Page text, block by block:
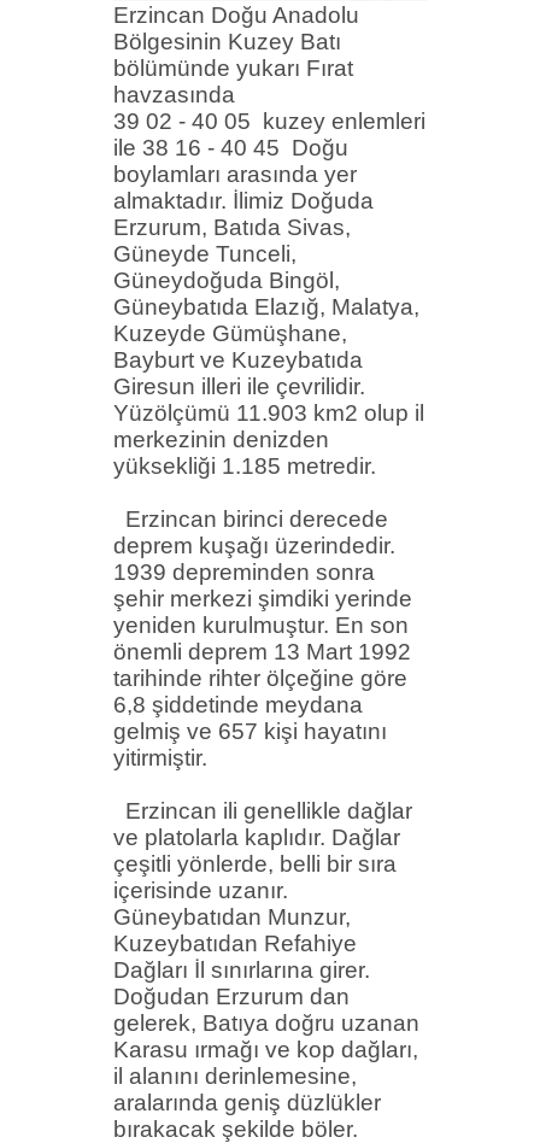
Erzincan Doğu Anadolu
Bölgesinin Kuzey Batı
bölümünde yukarı Fırat
havzasında
39 02 - 40 05 kuzey enlemleri
ile 38 16 - 40 45 Doğu
boylamları arasında yer
almaktadır. İlimiz Doğuda
Erzurum, Batıda Sivas,
Güneyde Tunceli,
Güneydoğuda Bingöl,
Güneybatıda Elazığ, Malatya,
Kuzeyde Gümüşhane,
Bayburt ve Kuzeybatıda
Giresun illeri ile çevrilidir.
Yüzölçümü 11.903 km2 olup il
merkezinin denizden
yüksekliği 1.185 metredir.
Erzincan birinci derecede
deprem kuşağı üzerindedir.
1939 depreminden sonra
şehir merkezi şimdiki yerinde
yeniden kurulmuştur. En son
önemli deprem 13 Mart 1992
tarihinde rihter ölçeğine göre
6,8 şiddetinde meydana
gelmiş ve 657 kişi hayatını
yitirmiştir.
Erzincan ili genellikle dağlar
ve platolarla kaplıdır. Dağlar
çeşitli yönlerde, belli bir sıra
içerisinde uzanır.
Güneybatıdan Munzur,
Kuzeybatıdan Refahiye
Dağları İl sınırlarına girer.
Doğudan Erzurum dan
gelerek, Batıya doğru uzanan
Karasu ırmağı ve kop dağları,
il alanını derinlemesine,
aralarında geniş düzlükler
bırakacak şekilde böler.